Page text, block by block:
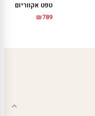
טפט אקווריום
₪789